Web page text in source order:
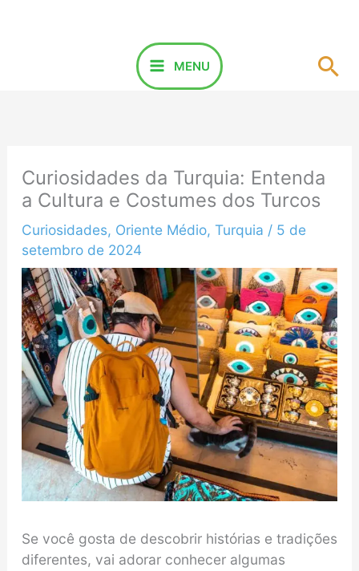
MENU
Curiosidades da Turquia: Entenda
a Cultura e Costumes dos Turcos
Curiosidades, Oriente Médio, Turquia / 5 de
setembro de 2024
Se você gosta de descobrir histórias e tradições
diferentes, vai adorar conhecer algumas